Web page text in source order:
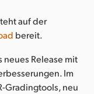
auf der
bereit.
neues Release mit
Im
Gradingtools, neu